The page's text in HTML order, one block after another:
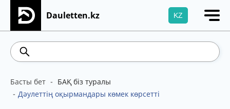
Dauletten.kz KZ
Сіздің өтінішіңіз сәтті жіберілді, Рақмет!
Басты бет
БАҚ біз туралы
Дәулеттің оқырмандары көмек көрсетті